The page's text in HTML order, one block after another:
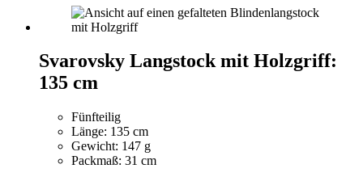
Svarovsky Langstock mit Holzgriff:
135 cm
Fünfteilig
Länge: 135 cm
Gewicht: 147 g
Packmaß: 31 cm